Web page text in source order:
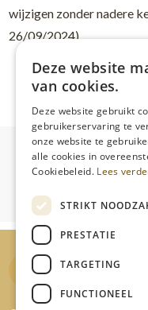
wijzigen zonder nadere
26/09/2024).
Cadeaubon Destelbergen
Deze website
van cookies.
Deze website gebruikt
gebruikerservaring te
onze website te
alle cookies in
Cookiebeleid. Lees
STRIKT
PRESTATIE
TARGETING
FUNCTIONEEL